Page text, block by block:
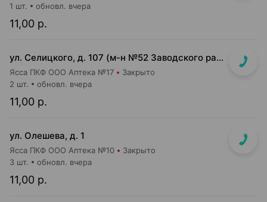
11,00 р.
1 шт. обновл. вчера
ул. Селицкого, д. 107 (м-н №52 Заводского райпищеторга)
Ясса ПКФ ООО Аптека №17 Закрыто
11,00 р.
2 шт. обновл. вчера
ул. Олешева, д. 1
Ясса ПКФ ООО Аптека №10 Закрыто
11,00 р.
3 шт. обновл. вчера